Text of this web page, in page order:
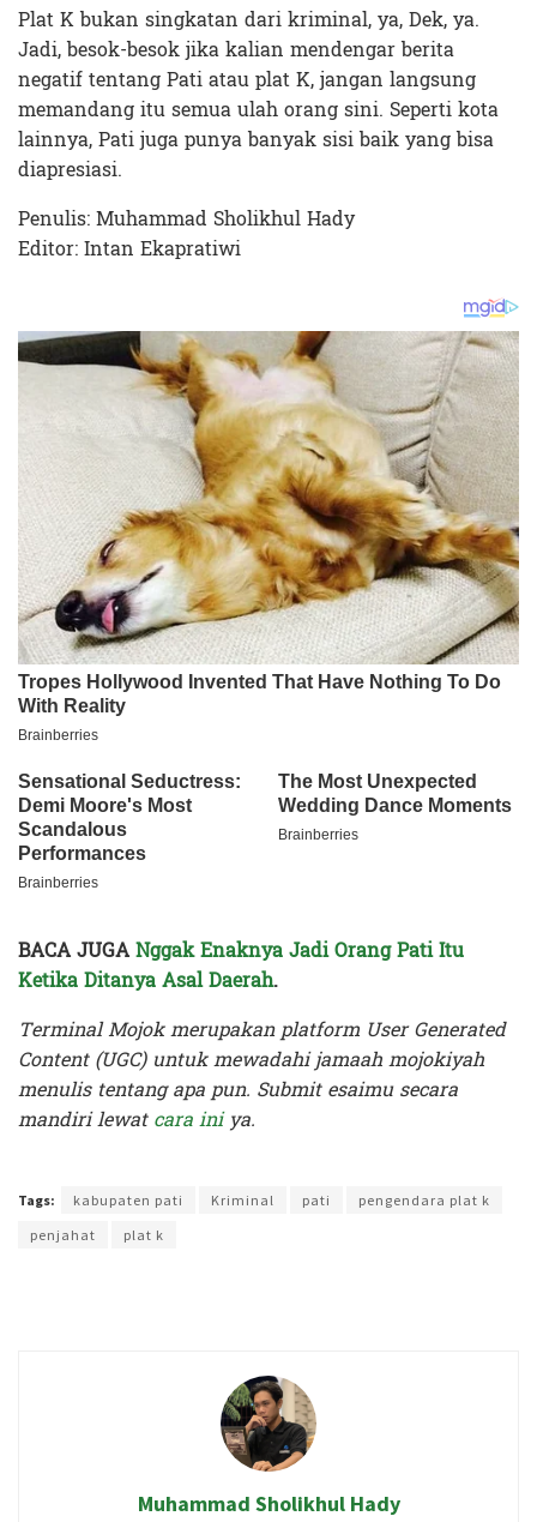
Plat K bukan singkatan dari kriminal, ya, Dek, ya.
Jadi, besok-besok jika kalian mendengar berita
negatif tentang Pati atau plat K, jangan langsung
memandang itu semua ulah orang sini. Seperti kota
lainnya, Pati juga punya banyak sisi baik yang bisa
diapresiasi.
Penulis: Muhammad Sholikhul Hady
Editor: Intan Ekapratiwi
BACA JUGANggak Enaknya Jadi Orang Pati Itu
Ketika Ditanya Asal Daerah.
Terminal Mojok merupakan platform User Generated
Content (UGC) untuk mewadahi jamaah mojokiyah
menulis tentang apa pun. Submit esaimu secara
mandiri lewatcara iniya.
Tags: kabupaten pati Kriminal pati
pengendara plat k
penjahat
plat k
Muhammad Sholikhul Hady